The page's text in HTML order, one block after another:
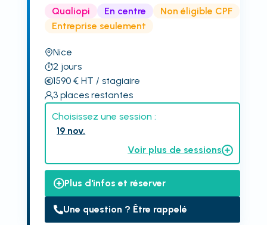
Qualiopi En centre
Non éligible CPF
Entreprise seulement
Nice
2 jours
1590€ HT / stagiaire
3 places restantes
Choisissez une session :
19 nov.
Voir plus de sessions
Plus d'infos et réserver
Une question ? Être rappelé